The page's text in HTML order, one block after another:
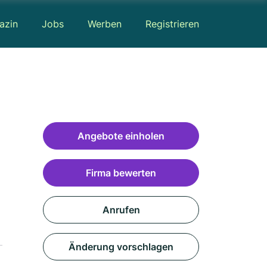
Jobs Werben Registrieren
Angebote einholen
Firma bewerten
Anrufen
Änderung vorschlagen